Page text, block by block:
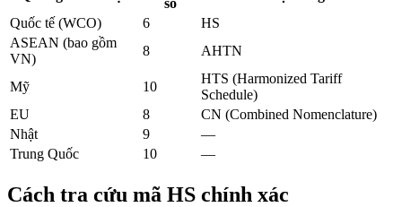
số
Quốc tế (WCO)
6
HS
ASEAN (bao gồm
VN)
8 AHTN
Mỹ 10
HTS (Harmonized Tariff
Schedule)
EU
8
CN (Combined Nomenclature)
Nhật
9
—
Trung Quốc
10 —
Cách tra cứu mã HS chính xác